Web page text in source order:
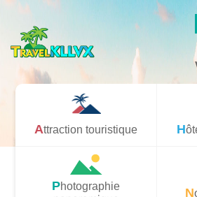
Attraction touristique
Photographie